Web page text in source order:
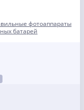
фотоаппараты
батарей